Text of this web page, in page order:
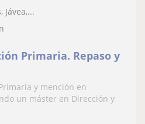
Jávea,...
Primaria. Repaso y
y mención en
un máster en Dirección y